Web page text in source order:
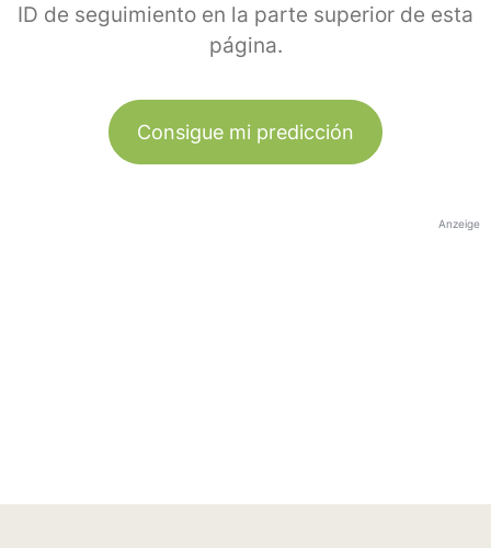
ID de seguimiento en la parte superior de esta
página.
Consigue mi predicción
Anzeige